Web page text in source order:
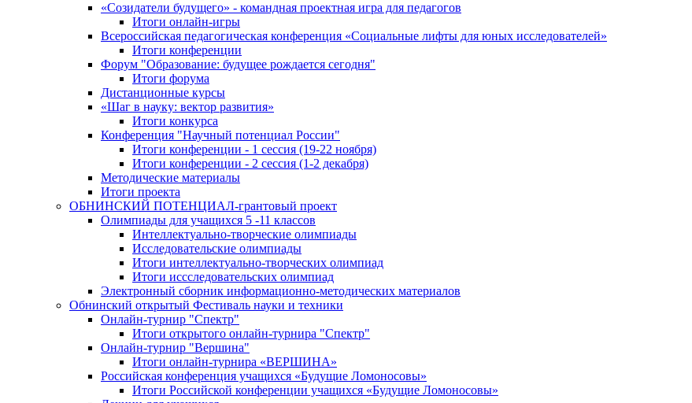
«Cозидатели будущего» - командная проектная игра для педагогов
Итоги онлайн-игры
Всероссийская педагогическая конференция «Cоциальные лифты для юных исследователей»
Итоги конференции
Форум "Образование: будущее рождается сегодня"
Итоги форума
Дистанционные курсы
«Шаг в науку: вектор развития»
Итоги конкурса
Конференция "Научный потенциал России"
Итоги конференции - 1 сессия (19-22 ноября)
Итоги конференции - 2 сессия (1-2 декабря)
Методические материалы
Итоги проекта
ОБНИНСКИЙ ПОТЕНЦИАЛ-грантовый проект
Олимпиады для учащихся 5 -11 классов
Интеллектуально-творческие олимпиады
Исследовательские олимпиады
Итоги интеллектуально-творческих олимпиад
Итоги иссследовательских олимпиад
Электронный сборник информационно-методических материалов
Обнинский открытый Фестиваль науки и техники
Онлайн-турнир "Спектр"
Итоги открытого онлайн-турнира "Спектр"
Онлайн-турнир "Вершина"
Итоги онлайн-турнира «ВЕРШИНА»
Российская конференция учащихся «Будущие Ломоносовы»
Итоги Российской конференции учащихся «Будущие Ломоносовы»